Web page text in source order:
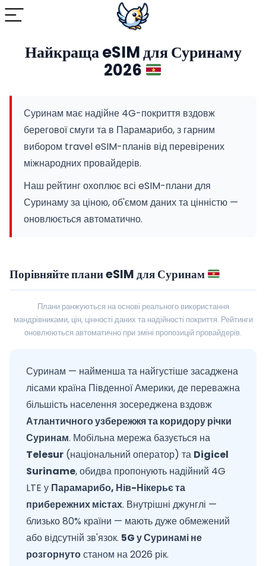
Найкраща eSIM для Суринаму
2026
Суринам має надійне 4G-покриття вздовж
берегової смуги та в Парамарибо, з гарним
вибором travel eSIM-планів від перевірених
міжнародних провайдерів.
Наш рейтинг охоплює всі eSIM-плани для
Суринаму за ціною, об'ємом даних та цінністю —
оновлюється автоматично.
Порівняйте плани eSIM для Суринам
Плани ранжуються на основі реального використання
мандрівниками, цін, цінності даних та надійності покриття. Рейтинги
оновлюються автоматично при зміні пропозицій провайдерів.
Суринам — найменша та найгустіше засаджена
лісами країна Південної Америки, де переважна
більшість населення зосереджена вздовж
Атлантичного узбережжя та коридору річки
Суринам. Мобільна мережа базується на
Telesur (національний оператор) та Digicel
Suriname, обидва пропонують надійний 4G
LTE у Парамарибо, Нів-Нікерьє та
прибережних містах. Внутрішні джунглі —
близько 80% країни — мають дуже обмежений
або відсутній зв'язок. 5G у Суринамі не
розгорнутостаном на 2026 рік.